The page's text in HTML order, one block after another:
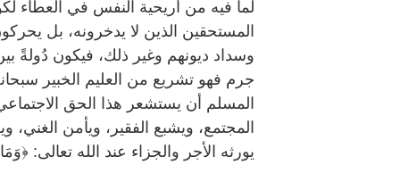
لما فيه من أريحية النفس في العطاء
المستحقين الذين لا يدخرونه، بل
وسداد ديونهم وغير ذلك، فيكون دُولةً
جرم فهو تشريع من العليم الخبير
المسلم أن يستشعر هذا الحق
المجتمع، ويشبع الفقير، ويأمن الغني،
يورثه الأجر والجزاء عند الله تعالى: